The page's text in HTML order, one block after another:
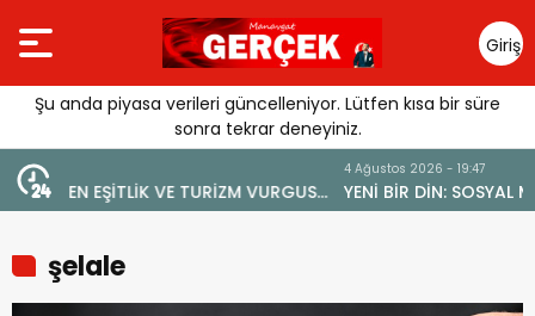
Giriş
Yap
Şu anda piyasa verileri güncelleniyor. Lütfen kısa bir süre
sonra tekrar deneyiniz.
YENİ BİR DİN: SOSYAL MEDYA
şelale